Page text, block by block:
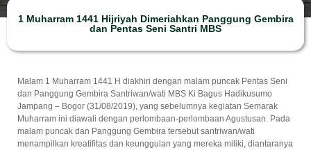
1 Muharram 1441 Hijriyah Dimeriahkan Panggung Gembira
dan Pentas Seni Santri MBS
Malam 1 Muharram 1441 H diakhiri dengan malam puncak Pentas Seni
dan Panggung Gembira Santriwan/wati MBS Ki Bagus Hadikusumo
Jampang – Bogor (31/08/2019), yang sebelumnya kegiatan Semarak
Muharram ini diawali dengan perlombaan-perlombaan Agustusan. Pada
malam puncak dan Panggung Gembira tersebut santriwan/wati
menampilkan kreatifitas dan keunggulan yang mereka miliki, diantaranya